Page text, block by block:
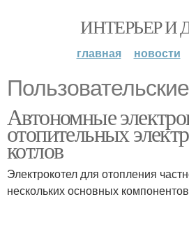
ИНТЕРЬЕР И
главная новости
Автономные
отопительных
котлов
Электрокотел для отопления
нескольких основных